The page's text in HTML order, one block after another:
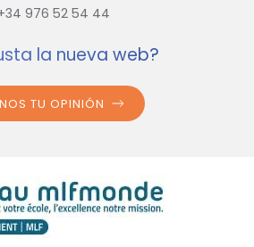
976 52 54 44
la nueva web?
TU OPINIÓN